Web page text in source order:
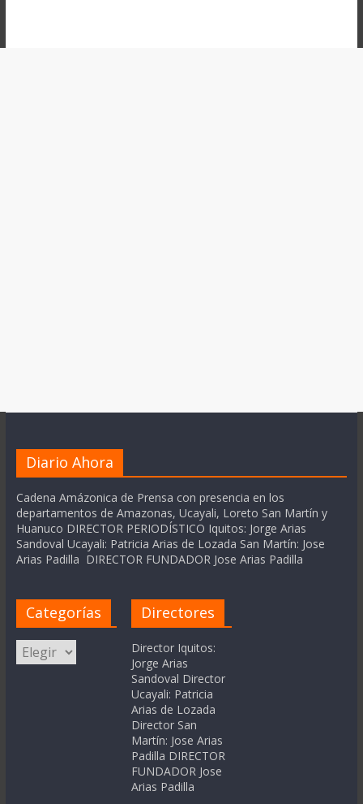
Diario Ahora
Cadena Amázonica de Prensa con presencia en los
departamentos de Amazonas, Ucayali, Loreto San Martín y
Huanuco DIRECTOR PERIODÍSTICO Iquitos: Jorge Arias
Sandoval Ucayali: Patricia Arias de Lozada San Martín: Jose
Arias Padilla DIRECTOR FUNDADOR Jose Arias Padilla
Categorías
Categorías
Directores
Director Iquitos:
Jorge Arias
Sandoval Director
Ucayali: Patricia
Arias de Lozada
Director San
Martín: Jose Arias
Padilla DIRECTOR
FUNDADOR Jose
Arias Padilla